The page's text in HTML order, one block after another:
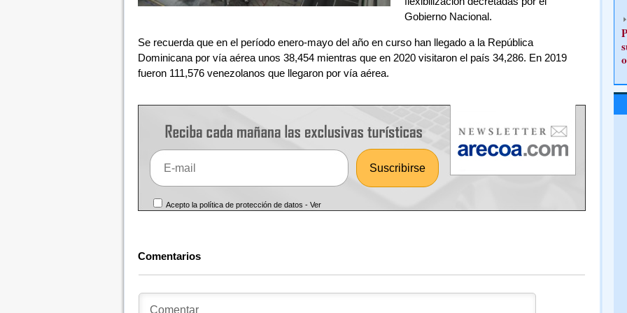
Gobierno Nacional.
Se recuerda que en el período enero-mayo del año en curso han llegado a la República
Dominicana por vía aérea unos 38,454 mientras que en 2020 visitaron el país 34,286. En 2019
fueron 111,576 venezolanos que llegaron por vía aérea.
Acepto la política de protección de datos -Ver
Comentarios